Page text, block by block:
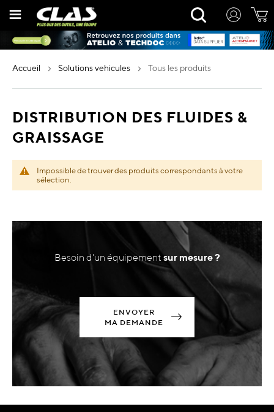
Rechercher
accueil solutions vehicules tous les produits
DISTRIBUTION DES FLUIDES &
GRAISSAGE
Impossible de trouver des produits correspondants à votre
sélection.
Besoin d'un équipement sur mesure ?
ENVOYER
MA DEMANDE